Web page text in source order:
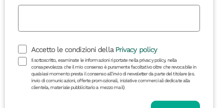
Accetto le condizioni della Privacy policy
Il sottoscritto, esaminate le informazioni riportate nella privacy policy, nella
consapevolezza che il mio consenso è puramente facoltativo oltre che revocabile in
qualsiasi momento presta il consenso all’invio di newsletter da parte del titolare (es.
invio di comunicazioni, offerte promozionali, iniziative commerciali dedicate alla
clientela, materiale pubblicitario a mezzo mail)